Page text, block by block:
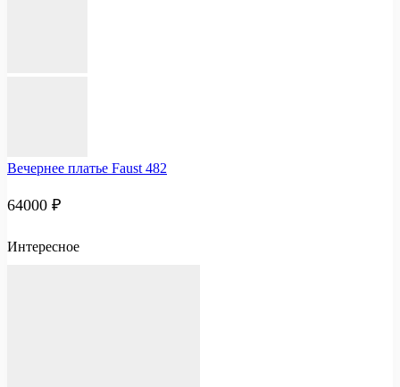
Вечернее платье Faust 482
64000 ₽
Интересное